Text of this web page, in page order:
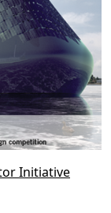
Initiative